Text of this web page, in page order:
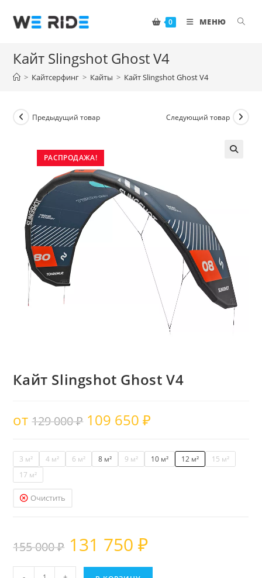
0 МЕНЮ
Кайт Slingshot Ghost V4
> Кайтсерфинг > Кайты > Кайт Slingshot Ghost V4
РАСПРОДАЖА!
Предыдущий товар Следующий товар
Кайт Slingshot Ghost V4
от129 000₽ 109 650₽
3 м² 4 м² 6 м² 8 м² 9 м² 10 м² 12 м²
15 м²
17 м²
Очистить
155 000₽
цена
составляла
131 750₽
131 750 ₽.
Количество